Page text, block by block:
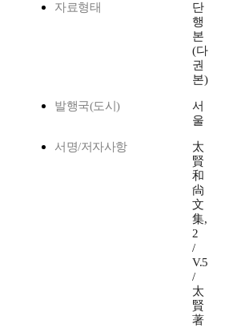
자료형태
단
행
본
(다
권
본)
발행국(도시)
서
울
서명/저자사항
太
賢
和
尙
文
集,
2
/
V.5
/
太
賢
著